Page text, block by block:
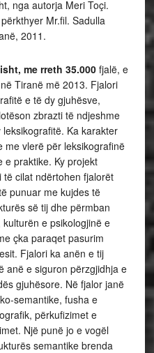
nga autorja Meri Toçi.
Mr.fil. Sadulla
2011.
me rreth 35.000fjalë, e
Tiranë më 2013. Fjalori
e të dy gjuhësve,
zbrazti të ndjeshme
Ka karakter
me vlerë për leksikografinë
e praktike. Ky projekt
cilat ndërtohen fjalorët
punuar me kujdes të
së tij dhe përmban
e psikologjinë e
çka paraqet pasurim
Fjalori ka anën e tij
anë e siguron përzgjidhja e
gjuhësore. Në fjalor janë
semantike, fusha e
përkufizimet e
Një punë jo e vogël
semantike brenda